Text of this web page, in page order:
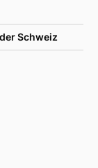
Schweiz